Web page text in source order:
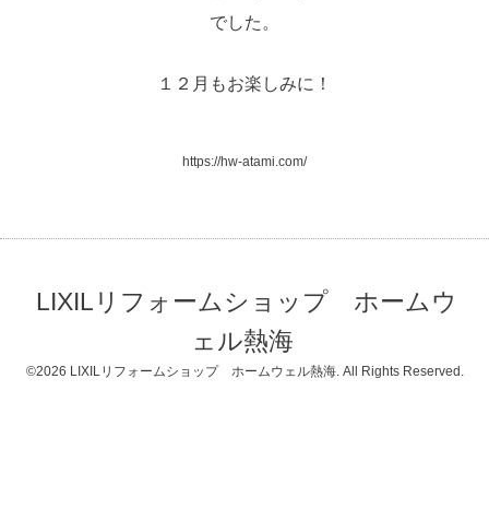
でした。
１２月もお楽しみに！
https://hw-atami.com/
LIXILリフォームショップ ホームウ
ェル熱海
©2026 LIXILリフォームショップ ホームウェル熱海. All Rights Reserved.